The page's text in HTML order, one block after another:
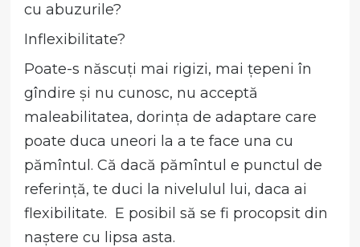
cu abuzurile?
Inflexibilitate?
Poate-s născuți mai rigizi, mai țepeni în
gîndire și nu cunosc, nu acceptă
maleabilitatea, dorința de adaptare care
poate duca uneori la a te face una cu
pămîntul. Că dacă pămîntul e punctul de
referință, te duci la nivelulul lui, daca ai
flexibilitate. E posibil să se fi procopsit din
naștere cu lipsa asta.